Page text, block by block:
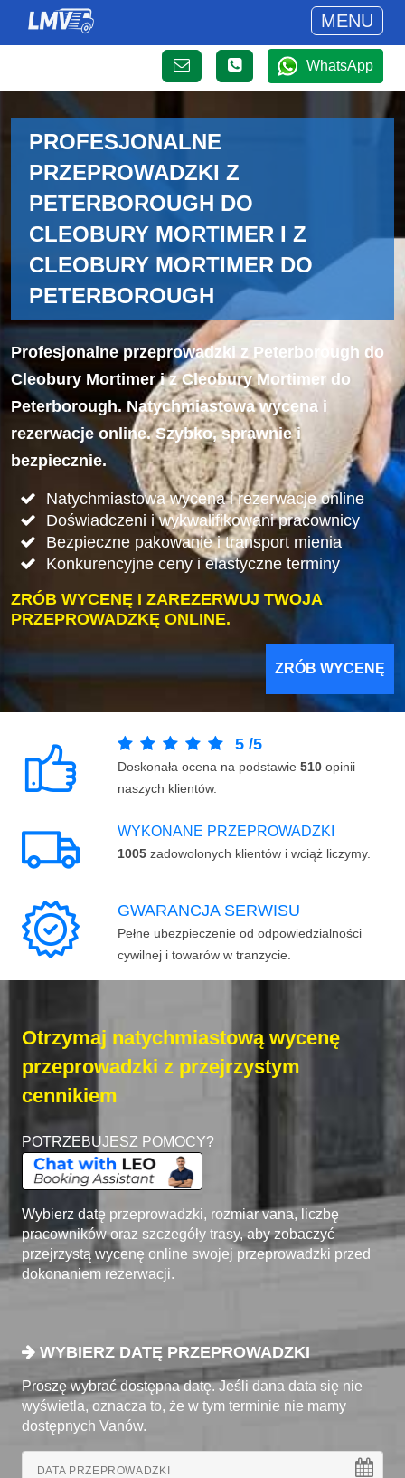
MENU
WhatsApp
PROFESJONALNE
PRZEPROWADZKI Z
PETERBOROUGH DO
CLEOBURY MORTIMER I Z
CLEOBURY MORTIMER DO
PETERBOROUGH
Profesjonalne przeprowadzki z Peterborough do
Cleobury Mortimer i z Cleobury Mortimer do
Peterborough. Natychmiastowa wycena i
rezerwacje online. Szybko, sprawnie i
bezpiecznie.
Natychmiastowa wycena i rezerwacje online
Doświadczeni i wykwalifikowani pracownicy
Bezpieczne pakowanie i transport mienia
Konkurencyjne ceny i elastyczne terminy
ZRÓB WYCENĘ I ZAREZERWUJ TWOJA
PRZEPROWADZKĘ ONLINE.
ZRÓB WYCENĘ
5 /5
Doskonała ocena na podstawie 510 opinii
naszych klientów.
WYKONANE PRZEPROWADZKI
1005 zadowolonych klientów i wciąż liczymy.
GWARANCJA SERWISU
Pełne ubezpieczenie od odpowiedzialności
cywilnej i towarów w tranzycie.
Otrzymaj natychmiastową wycenę
przeprowadzki z przejrzystym
cennikiem
POTRZEBUJESZ POMOCY?
Wybierz datę przeprowadzki, rozmiar vana, liczbę
pracowników oraz szczegóły trasy, aby zobaczyć
przejrzystą wycenę online swojej przeprowadzki przed
dokonaniem rezerwacji.
WYBIERZ DATĘ PRZEPROWADZKI
Proszę wybrać dostępna datę. Jeśli dana data się nie
wyświetla, oznacza to, że w tym terminie nie mamy
dostępnych Vanów.
DATA PRZEPROWADZKI